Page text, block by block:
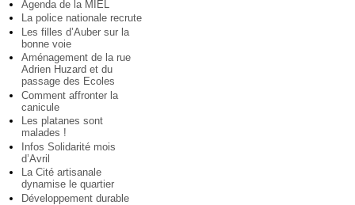
Agenda de la MIEL
La police nationale recrute
Les filles d’Auber sur la
bonne voie
Aménagement de la rue
Adrien Huzard et du
passage des Ecoles
Comment affronter la
canicule
Les platanes sont
malades !
Infos Solidarité mois
d’Avril
La Cité artisanale
dynamise le quartier
Développement durable